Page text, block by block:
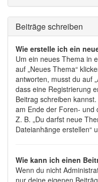
Beiträge schreiben
Wie erstelle ich ein
Um ein neues Thema in
auf „Neues Thema“
antworten, musst du auf
dass eine Registrierung
Beitrag schreiben
am Ende der Foren- und
Z. B. „Du darfst neue
Dateianhänge erstellen“
Wie kann ich einen
Wenn du nicht
nur deine eigenen